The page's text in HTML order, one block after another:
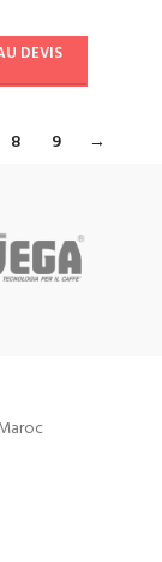
DEVIS
8 9 →